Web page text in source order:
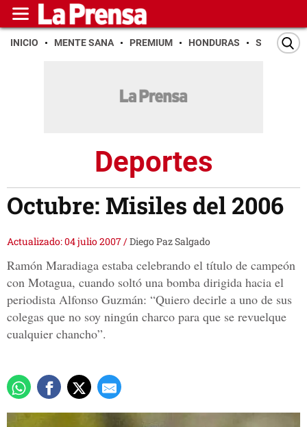
INICIO MENTE SANA PREMIUM HONDURAS SAN PEDRO
Deportes
Octubre: Misiles del 2006
Actualizado: 04 julio 2007/Diego Paz Salgado
Ramón Maradiaga estaba celebrando el título de campeón
con Motagua, cuando soltó una bomba dirigida hacia el
periodista Alfonso Guzmán: “Quiero decirle a uno de sus
colegas que no soy ningún charco para que se revuelque
cualquier chancho”.